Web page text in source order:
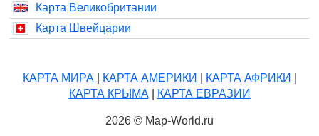
Карта Великобритании
Карта Швейцарии
КАРТА МИРА| КАРТА АМЕРИКИ КАРТА АФРИКИ
КАРТА КРЫМА| КАРТА ЕВРАЗИИ
2026 © Map-World.ru